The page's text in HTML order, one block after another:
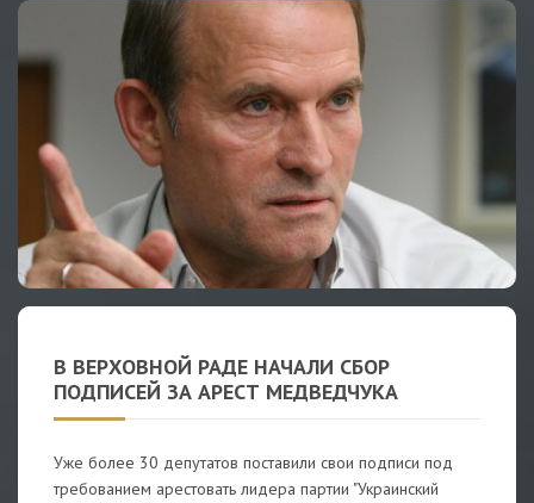
В ВЕРХОВНОЙ РАДЕ НАЧАЛИ СБОР
ПОДПИСЕЙ ЗА АРЕСТ МЕДВЕДЧУКА
Уже более 30 депутатов поставили свои подписи под
требованием арестовать лидера партии "Украинский